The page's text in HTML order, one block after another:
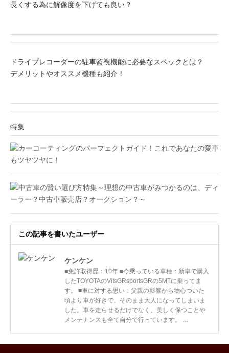
長くする為に解像度を下げても良い？
ドライブレコーダーの駐車監視機能に必要なスペックとは？
デメリットやオススメ機種も紹介！
特集
この記事を書いたユーザー
ケンケン
■免許取得歴：10年 ■今乗っている車種：新車で購入
したTOYOTAのVitsGRsportsGRの5MTに乗ってま
す。 ■車に対する思い：父親の影響から物心ついた
頃より車が好きで、そのまま大人になってしまいま
した。車を走らせるだけでなく、美しく保つことや
メンテナンスも全て自分で行っています。 …